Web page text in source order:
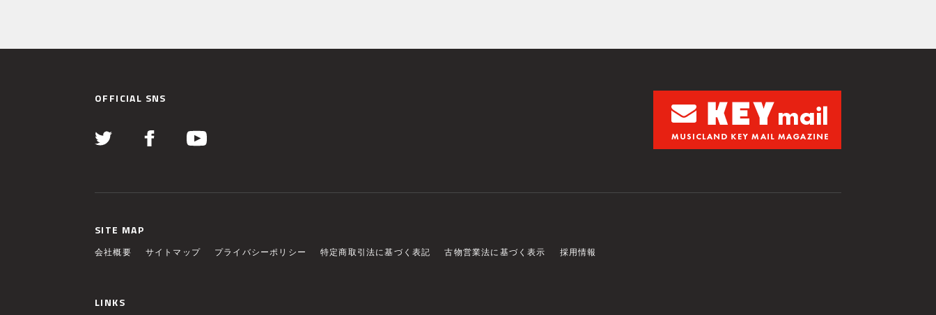
OFFICIAL SNS
SITE MAP
会社概要 サイトマップ プライバシーポリシー 特定商取引法に基づく表記 古物営業法に基づく表示 採用情報
LINKS